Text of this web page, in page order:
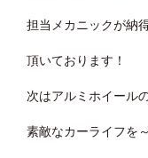
担当メカニックが納
頂いております！
次はアルミホイール
素敵なカーライフを～